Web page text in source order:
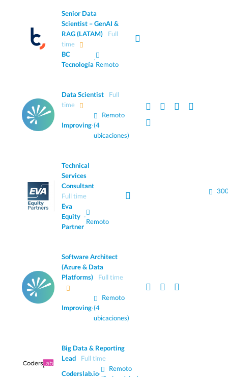
Senior Data
Scientist – GenAI &
RAG (LATAM)
Full
time
BC
Tecnología
·
Remoto
Data Scientist
Full
time
Improving·
Remoto
(4
ubicaciones)
Technical
Services
Consultant
Full time
Eva
Equity
Partner
·
Remoto
Software Architect
(Azure & Data
Platforms)
Full time
Improving·
Remoto
(4
ubicaciones)
Big Data & Reporting
Lead
Full time
Coderslab.io·
Remoto